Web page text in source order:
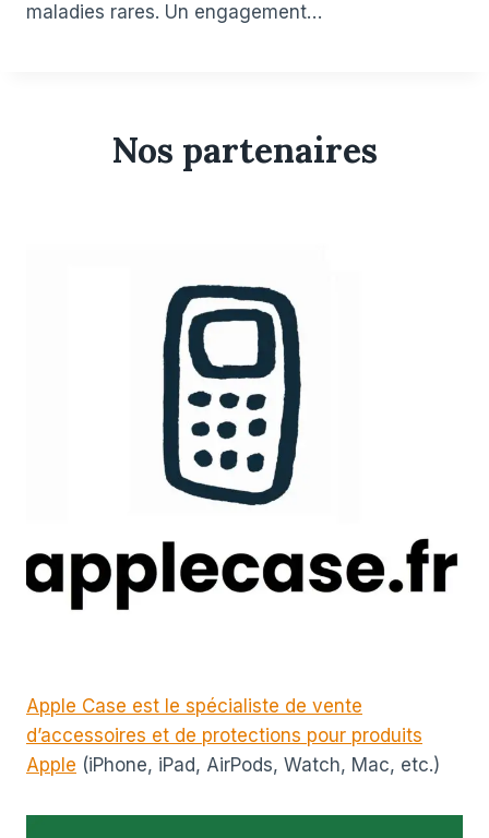
maladies rares. Un engagement…
Nos partenaires
Apple Case est le spécialiste de vente
d’accessoires et de protections pour produits
Apple (iPhone, iPad, AirPods, Watch, Mac, etc.)